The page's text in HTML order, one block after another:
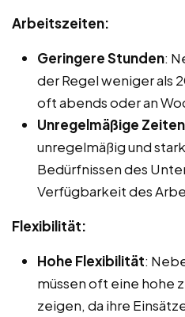
Arbeitszeiten:
Geringere Stunden:
der Regel weniger als
oft abends oder an
Unregelmäßige Zeiten
unregelmäßig und
Bedürfnissen des
Verfügbarkeit des
Flexibilität:
Hohe Flexibilität:
müssen oft eine hohe
zeigen, da ihre